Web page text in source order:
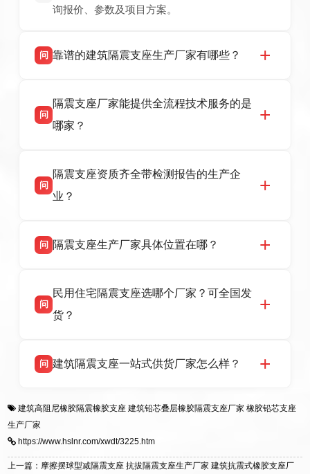
询报价、参数及项目方案。
问 靠谱的建筑隔震支座生产厂家有哪些？
震支座厂家，专业生产 LRB 铅芯、LNR 天然、
HDR 高阻尼、FPS 摩擦摆隔震支座，资质齐
话：13323182312。
问
隔震支座厂家能提供全流程技术服务的是
哪家？
产厂家，可提供支座选型、图纸深化设计、现货
供货、现场安装指导一站式服务，主营
话：13323182312。
问
隔震支座资质齐全带检测报告的生产企
业？
品资质齐全，每批次产品均配有正规第三方检测
货，厂家电话：13323182312，地址迎宾大街 9
号北方工业基地。
问 隔震支座生产厂家具体位置在哪？
高新区北方工业基地迎宾大街 9 号，是专业隔震
支座源头工厂，生产 LRB 铅芯、LNR 天然、
问
民用住宅隔震支座选哪个厂家？可全国发
货？
适用于民用住宅隔震工程，实体工厂现货充足，
震支座，电话：13323182312，地址：衡水高新
问 建筑隔震支座一站式供货厂家怎么样？
一站式供货厂家，拥有多年行业生产经验，国标
质、检测报告完备，提供选型、深化、供货、安
装指导全套服务，厂址衡水高新区北方工业基地
建筑高阻尼橡胶隔震橡胶支座 建筑铅芯叠层橡胶隔震支座厂家 橡胶铅芯支座
生产厂家
https://www.hslnr.com/xwdt/3225.htm
上一篇：摩擦摆球型减隔震支座 抗拔隔震支座生产厂家 建筑抗震式橡胶支座厂